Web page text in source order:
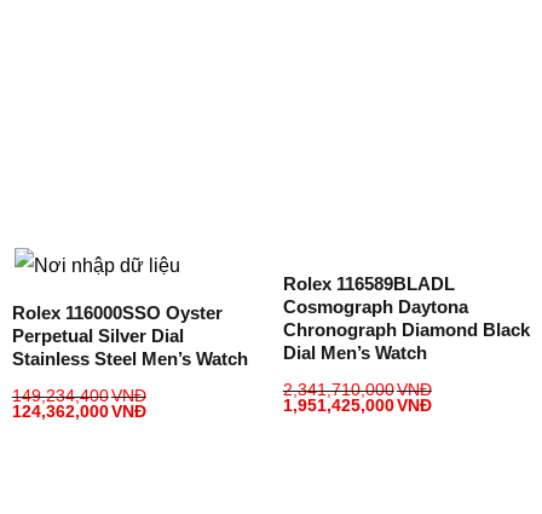
Rolex 116000SSO Oyster
Perpetual Silver Dial
Stainless Steel Men’s Watch
149,234,400VNĐ
124,362,000VNĐ
Rolex 116589BLADL
Cosmograph Daytona
Chronograph Diamond Black
Dial Men’s Watch
2,341,710,000VNĐ
1,951,425,000VNĐ